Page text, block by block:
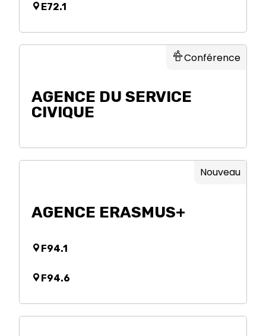
E72.1
AGENCE DU SERVICE
CIVIQUE
Conférence
AGENCE ERASMUS+
F94.1
F94.6
Nouveau